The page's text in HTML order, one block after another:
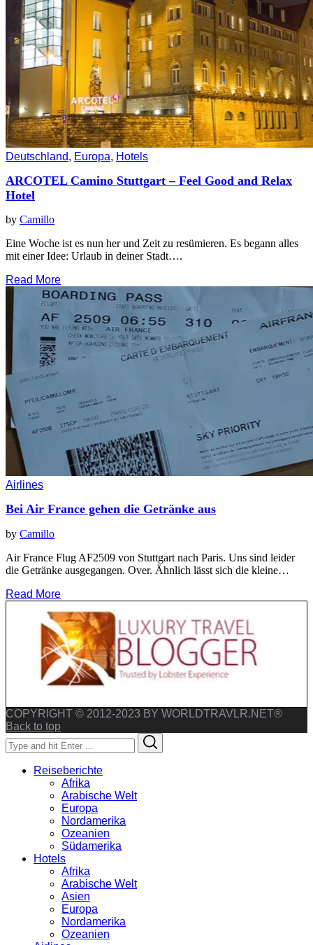
Deutschland, Europa, Hotels
ARCOTEL Camino Stuttgart – Feel Good and Relax
Hotel
by Camillo
Eine Woche ist es nun her und Zeit zu resümieren. Es begann alles
mit einer Idee: Urlaub in deiner Stadt….
Read More
Airlines
Bei Air France gehen die Getränke aus
by Camillo
Air France Flug AF2509 von Stuttgart nach Paris. Uns sind leider
die Getränke ausgegangen. Over. Ähnlich lässt sich die kleine…
Read More
COPYRIGHT © 2012-2023 BY WORLDTRAVLR.NET®
Back to top
Search
for:
Reiseberichte
Afrika
Arabische Welt
Europa
Nordamerika
Ozeanien
Südamerika
Hotels
Afrika
Arabische Welt
Asien
Europa
Nordamerika
Ozeanien